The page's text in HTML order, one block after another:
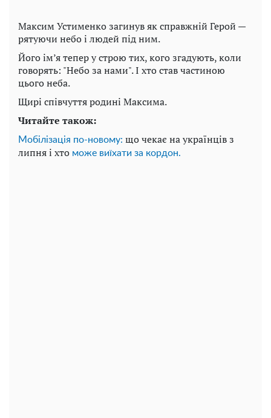
Максим Устименко загинув як справжній Герой —
рятуючи небо і людей під ним.
Його ім’я тепер у строю тих, кого згадують, коли
говорять: "Небо за нами". І хто став частиною
цього неба.
Щирі співчуття родині Максима.
Читайте також:
Мобілізація по-новому: що чекає на українців з
липня і хто може виїхати за кордон.